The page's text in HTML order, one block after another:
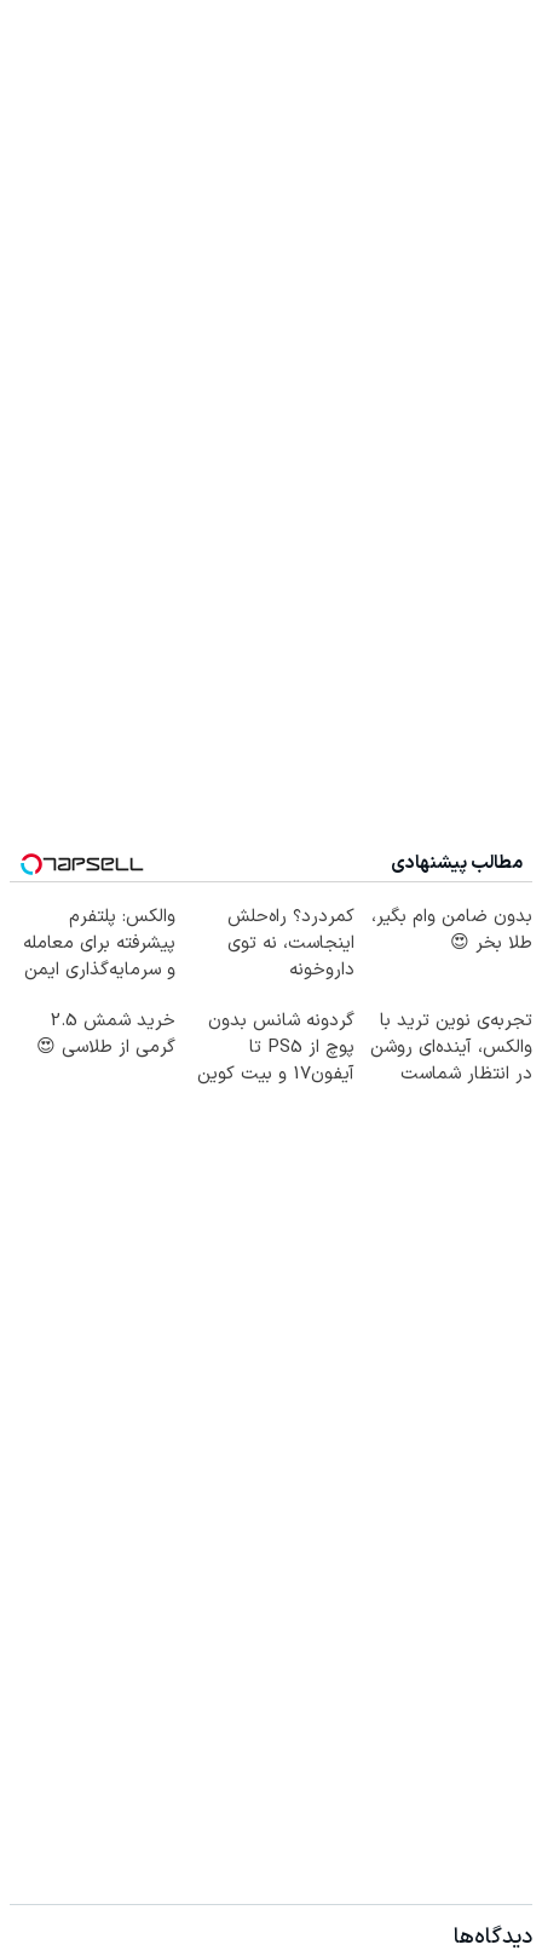
مطالب پیشنهادی
بدون ضامن وام بگیر،
طلا بخر 😍
کمردرد؟ راه‌حلش
اینجاست، نه توی
داروخونه
والکس: پلتفرم
پیشرفته برای معامله
و سرمایه‌گذاری ایمن
تجربه‌ی نوین ترید با
والکس، آینده‌ای روشن
در انتظار شماست
گردونه شانس بدون
پوچ از PS5 تا
آیفون17 و بیت کوین
خرید شمش 2.5
گرمی از طلاسی 😍
دیدگاه‌ها